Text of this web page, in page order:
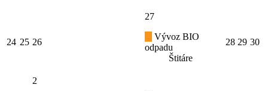
24 25 26
27
Vývoz BIO
odpadu
Štitáre
28 29 30
2